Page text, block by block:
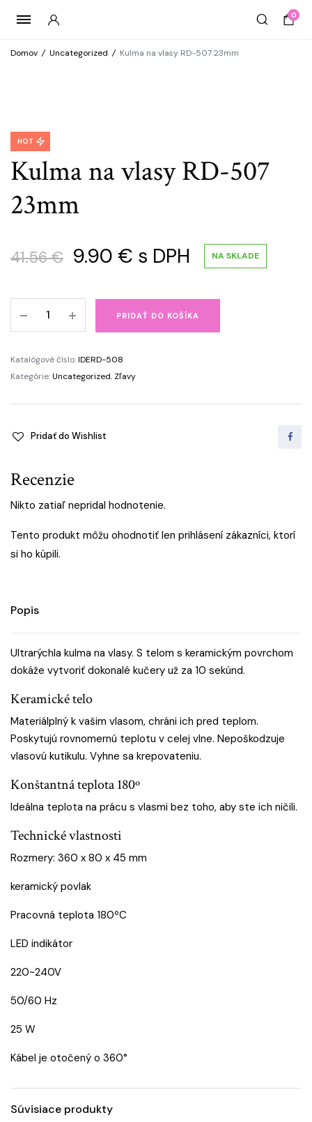
0
Domov / Uncategorized / Kulma na vlasy RD-507 23mm
Kulma na vlasy RD-507
23mm
HOT
41.56€ Pôvodná
bola:
41.56 €.
9.90 € Aktuálna
je:
s DPH NA SKLADE
RD-
507
quantity
PRIDAŤ DO KOŠÍKA
Katalógové číslo:IDERD-508
Kategórie:Uncategorized, Zľavy
Pridať do Wishlist
Recenzie
Nikto zatiaľ nepridal hodnotenie.
Tento produkt môžu ohodnotiť len prihlásení zákazníci, ktorí
si ho kúpili.
Popis
Ultrarýchla kulma na vlasy. S telom s keramickým povrchom
dokáže vytvoriť dokonalé kučery už za 10 sekúnd.
Keramické telo
Materiálplný k vašim vlasom, chráni ich pred teplom.
Poskytujú rovnomernú teplotu v celej vlne. Nepoškodzuje
vlasovú kutikulu. Vyhne sa krepovateniu.
Konštantná teplota 180º
Ideálna teplota na prácu s vlasmi bez toho, aby ste ich ničili.
Technické vlastnosti
Rozmery: 360 x 80 x 45 mm
keramický povlak
Pracovná teplota 180ºC
LED indikátor
220~240V
50/60 Hz
25 W
Kábel je otočený o 360°
Súvisiace produkty